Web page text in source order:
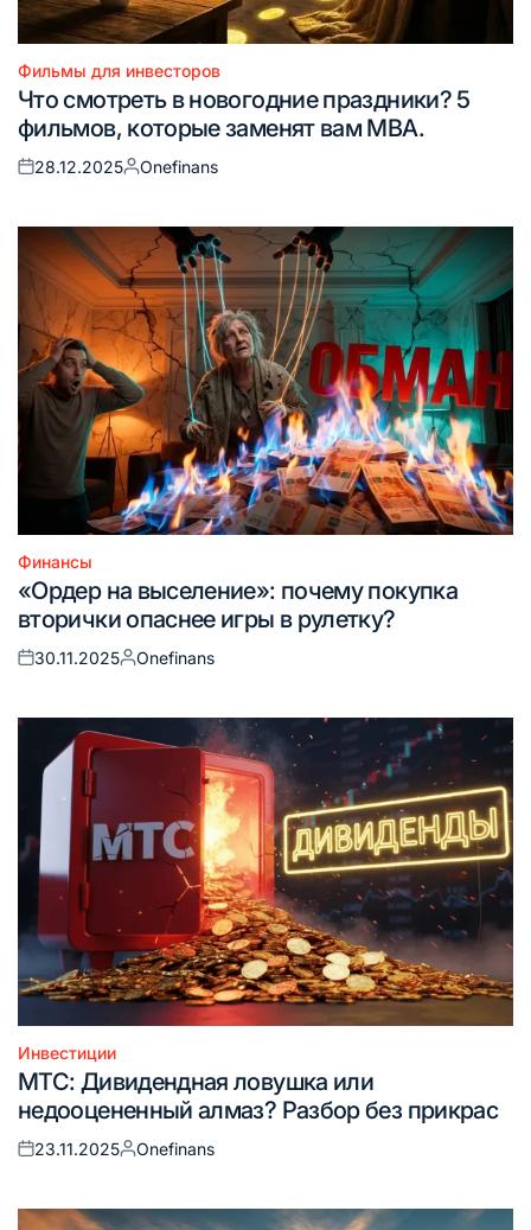
Опубликовано
в
Фильмы для инвесторов
Что смотреть в новогодние праздники? 5
фильмов, которые заменят вам MBA.
Опубликовано
28.12.2025
Запись
Onefinans
Опубликовано
в
Финансы
«Ордер на выселение»: почему покупка
вторички опаснее игры в рулетку?
Опубликовано
30.11.2025
Запись
Onefinans
Опубликовано
в
Инвестиции
МТС: Дивидендная ловушка или
недооцененный алмаз? Разбор без прикрас
Опубликовано
23.11.2025
Запись
Onefinans